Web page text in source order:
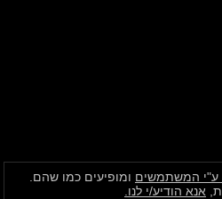
ע"י המשתמשים ומופיעים כמו שהם.
אנא הודיע/י לנו.